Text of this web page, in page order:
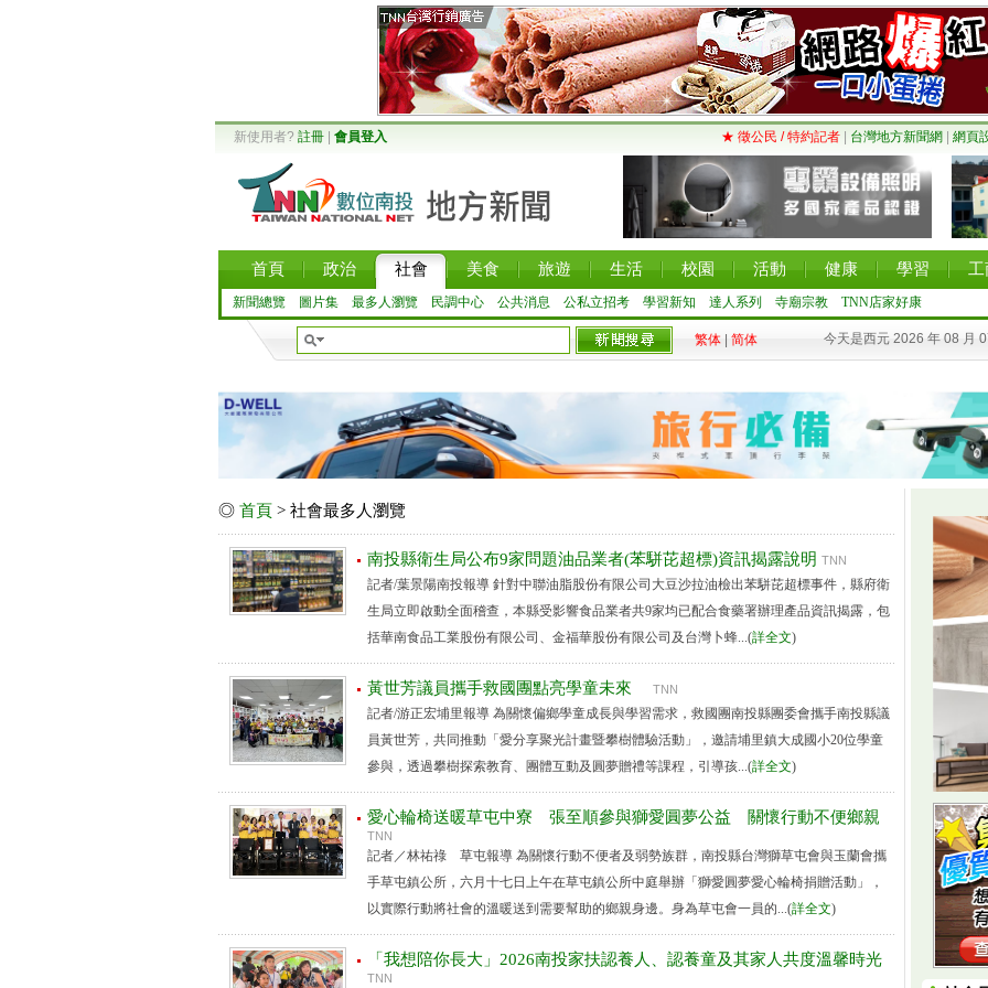
新使用者? 註冊 會員登入 ★ 徵公民 / 特約記者 台灣地方新聞網 網頁
首頁 政治 社會 美食 旅遊 生活 校園 活動 健康 學習 工
新聞總覽 圖片集 最多人瀏覽 民調中心 公共消息 公私立招考 學習新知 達人系列 寺廟宗教 TNN店家好康
繁体 简体 今天是西元 2026 年 08 月
◎ 首頁 > 社會最多人瀏覽
南投縣衛生局公布9家問題油品業者(苯駢芘超標)資訊揭露說明 TNN
記者/葉景陽南投報導 針對中聯油脂股份有限公司大豆沙拉油檢出苯駢芘超標事件，縣府衛
生局立即啟動全面稽查，本縣受影響食品業者共9家均已配合食藥署辦理產品資訊揭露，包
括華南食品工業股份有限公司、金福華股份有限公司及台灣卜蜂...(詳全文)
黃世芳議員攜手救國團點亮學童未來 TNN
記者/游正宏埔里報導 為關懷偏鄉學童成長與學習需求，救國團南投縣團委會攜手南投縣議
員黃世芳，共同推動「愛分享聚光計畫暨攀樹體驗活動」，邀請埔里鎮大成國小20位學童
參與，透過攀樹探索教育、團體互動及圓夢贈禮等課程，引導孩...(詳全文)
愛心輪椅送暖草屯中寮 張至順參與獅愛圓夢公益 關懷行動不便鄉親
TNN
記者／林祐祿 草屯報導 為關懷行動不便者及弱勢族群，南投縣台灣獅草屯會與玉蘭會攜
手草屯鎮公所，六月十七日上午在草屯鎮公所中庭舉辦「獅愛圓夢愛心輪椅捐贈活動」，
以實際行動將社會的溫暖送到需要幫助的鄉親身邊。身為草屯會一員的...(詳全文)
「我想陪你長大」2026南投家扶認養人、認養童及其家人共度溫馨時光
TNN